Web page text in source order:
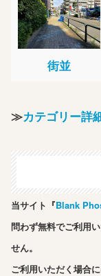
街並
≫カテゴリー詳
当サイト『Blank
問わず無料でご利用
せん。
ご利用いただく場合